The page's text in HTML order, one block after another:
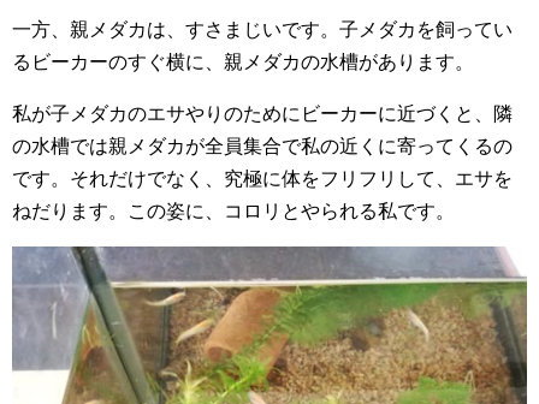
一方、親メダカは、すさまじいです。子メダカを飼ってい
るビーカーのすぐ横に、親メダカの水槽があります。
私が子メダカのエサやりのためにビーカーに近づくと、隣
の水槽では親メダカが全員集合で私の近くに寄ってくるの
です。それだけでなく、究極に体をフリフリして、エサを
ねだります。この姿に、コロリとやられる私です。